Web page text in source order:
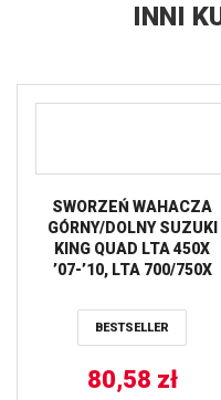
INNI
SWORZEŃ WAHACZA
GÓRNY/DOLNY SUZUKI
KING QUAD LTA 450X
’07-’10, LTA 700/750X
LTF250 OZARK ’05-’14
ALL BALLS
BESTSELLER
80,58 zł